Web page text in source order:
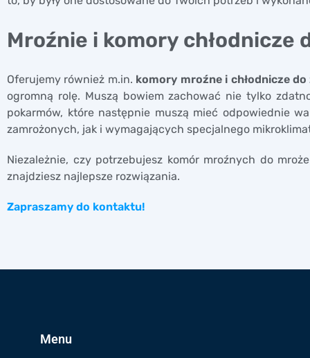
Mroźnie i komory chłodnicze
Oferujemy również m.in. komory mroźne i chłodnicze
ogromną rolę. Muszą bowiem zachować nie tylko
pokarmów, które następnie muszą mieć odpowiednie
zamrożonych, jak i wymagających specjalnego
Niezależnie, czy potrzebujesz komór mroźnych do
znajdziesz najlepsze rozwiązania.
Zapraszamy do kontaktu!
Menu